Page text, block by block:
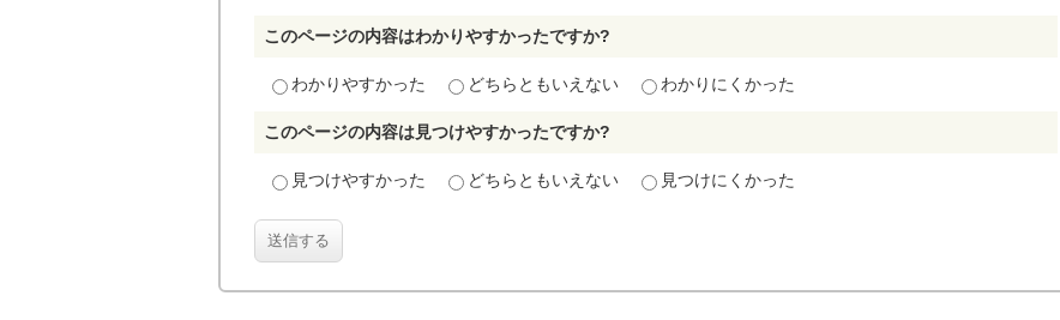
このページの内容はわかりやすかったですか?
わかりやすかった どちらともいえない わかりにくかった
このページの内容は見つけやすかったですか?
見つけやすかった どちらともいえない 見つけにくかった
送信する